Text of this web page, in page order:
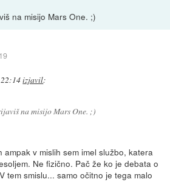
na misijo Mars One. ;)
izjavil:
na misijo Mars One. ;)
ampak v mislih sem imel službo, katera
Ne fizično. Pač že ko je debata o
tem smislu... samo očitno je tega malo